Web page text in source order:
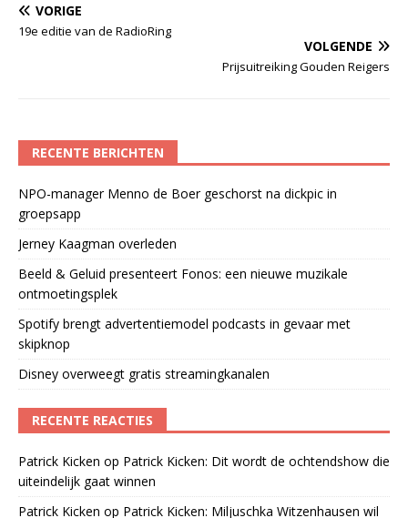
VORIGE
19e editie van de RadioRing
VOLGENDE
Prijsuitreiking Gouden Reigers
RECENTE BERICHTEN
NPO-manager Menno de Boer geschorst na dickpic in
groepsapp
Jerney Kaagman overleden
Beeld & Geluid presenteert Fonos: een nieuwe muzikale
ontmoetingsplek
Spotify brengt advertentiemodel podcasts in gevaar met
skipknop
Disney overweegt gratis streamingkanalen
RECENTE REACTIES
Patrick Kicken op Patrick Kicken: Dit wordt de ochtendshow die
uiteindelijk gaat winnen
Patrick Kicken op Patrick Kicken: Miljuschka Witzenhausen wil